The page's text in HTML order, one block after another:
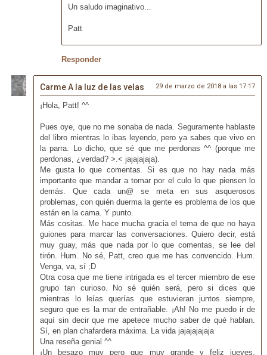
Un saludo imaginativo...
Patt
Responder
Carme A la luz de las velas 29 de marzo de 2018 a las 17:17
¡Hola, Patt! ^^
Pues oye, que no me sonaba de nada. Seguramente hablaste
del libro mientras lo ibas leyendo, pero ya sabes que vivo en
la parra. Lo dicho, que sé que me perdonas ^^ (porque me
perdonas, ¿verdad? >.< jajajajaja).
Me gusta lo que comentas. Si es que no hay nada más
importante que mandar a tomar por el culo lo que piensen lo
demás. Que cada un@ se meta en sus asquerosos
problemas, con quién duerma la gente es problema de los que
están en la cama. Y punto.
Más cositas. Me hace mucha gracia el tema de que no haya
guiones para marcar las conversaciones. Quiero decir, está
muy guay, más que nada por lo que comentas, se lee del
tirón. Hum. No sé, Patt, creo que me has convencido. Hum.
Venga, va, sí ;D
Otra cosa que me tiene intrigada es el tercer miembro de ese
grupo tan curioso. No sé quién será, pero si dices que
mientras lo leías querías que estuvieran juntos siempre,
seguro que es la mar de entrañable. ¡Ah! No me puedo ir de
aquí sin decir que me apetece mucho saber de qué hablan.
Sí, en plan chafardera máxima. La vida jajajajajaja
Una reseña genial ^^
¡Un besazo muy pero que muy grande y feliz jueves,